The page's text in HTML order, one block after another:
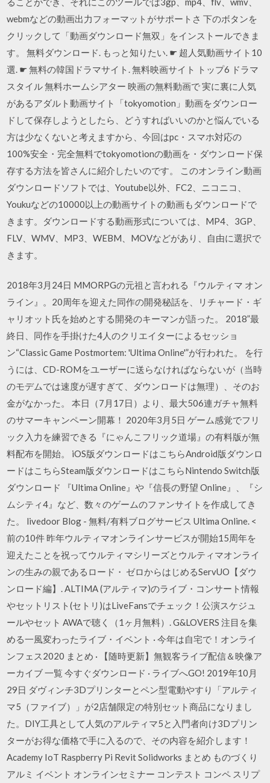
webmなどの動画出力フォーマットがサポートさ 下のボタンを
クリックして「動画ダウンロード無双」をインストールできま
す。 無料ダウンロード. もっと知りたい. ☛ 超人気動画サイト10
選. ☛ 無料の韓国ドラマサイト. 無料映画サイト トップ6 ドラマ
スタイル 無料ホームシアター 映画の無料動画で 実に裏に人気
があるアダルト動画サイト「tokyomotion」動画をダウンロー
ドして保存しようとしたら、どうすればいいのかと悩んでいる
方は少なくないと考えますから、今回はpc・スマホ対応の
100%安全・完全無料でtokyomotionの動画を・ダウンロード保
存する方法を皆さんに紹介したいのです。 このオンライン動画
ダウンロードソフトでは、Youtube以外、FC2、ニコニコ、
Youkuなどの10000以上の動画サイトの動画もダウンロードで
きます。ダウンロードする動画形式については、MP4、3GP、
FLV、WMV、MP3、WEBM、MOVなどがあり、自由に選択で
きます。
2018年3月24日 MMORPGの元祖と言われる『ウルティマ オン
ライン』。20周年を迎えた同作の開発秘話を、リチャード・ギ
ャリオット氏を始めとする開発のキーマンが語った。 2018”最
終日、同作を手掛けた4人のクリエイターによるセッショ
ン“Classic Game Postmortem: 'Ultima Online'”が行われた。 を行
うには、CD-ROMをユーザーに送らなければならないが（当時
のモデムでは速度が遅すぎて、ダウンロードは無理）、そのお
金がなかった。 本日（7月17日）より、最大506連ガチャ無料
のサマーキャンペーン開幕！ 2020年3月5日 ゲーム感覚でフリ
ック入力を練習できる『にゃんこフリック道場』の有料版が無
料配布を開始。 iOS版ダウンロードはこちらAndroid版ダウンロ
ードはこちらSteam版ダウンロードはこちらNintendo Switch版
ダウンロード 『Ultima Online』や『信長の野望 Online』、『シ
ムシティ4』など、数々のゲームのファンサイトを作成してき
た。 livedoor Blog - 無料/有料ブログサービス Ultima Online. <
前の10件 昨年ウルティマオンラインサービスが開始15周年を
迎えたことを祝ってウルティマシリーズとウルティマオンライ
ンの生みの親であるロード・ ゼロからはじめるServUO【ダウ
ンロード編】. ALTIMA (アルティマ)のライブ・コンサート情報
やセットリスト(セトリ)はLiveFansでチェック！公演スケジュ
ールやセット AWAで聴く（1ヶ月無料）. G&LOVERS 注目を集
める一風変わったライブ・イベント · 今年は自宅で！オンライ
ンフェス2020 まとめ · 【随時更新】無観客ライブ配信＆映像ア
ーカイブ 一覧 今すぐダウンロード · ライブへGO! 2019年10月
29日 ダヴィンチ3Dプリンターとペン型電動やすり「アルティ
マ5（ファイブ）」が2店舗限定の特別セット商品になりまし
た。DIY工具として人気のアルティマ5と入門者向け3Dプリン
ターがお得な価格で手に入るので、その内容を紹介します！
Academy IoT Raspberry Pi Revit Solidworks まとめ ものづくり
アルミ イベント オンラインセミナー コンテスト コンペ スリプ